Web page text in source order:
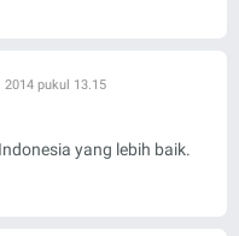
2014 pukul 13.15
yang lebih baik.